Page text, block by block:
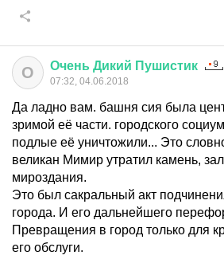
О Очень Дикий Пушистик
07:32, 04.06.2018
Да ладно вам. башня сия была
зримой её части. городского
подлые её уничтожили... Это
великан Мимир утратил камень,
мироздания.
Это был сакральный акт
города. И его дальнейшего
Превращения в город только для
его обслуги.